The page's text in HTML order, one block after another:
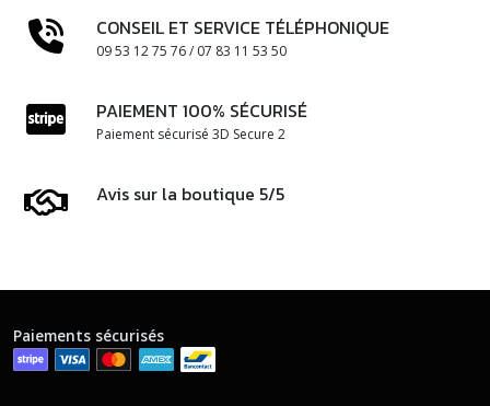
CONSEIL ET SERVICE TÉLÉPHONIQUE
09 53 12 75 76 / 07 83 11 53 50
PAIEMENT 100% SÉCURISÉ
Paiement sécurisé 3D Secure 2
Avis sur la boutique 5/5
Paiements sécurisés